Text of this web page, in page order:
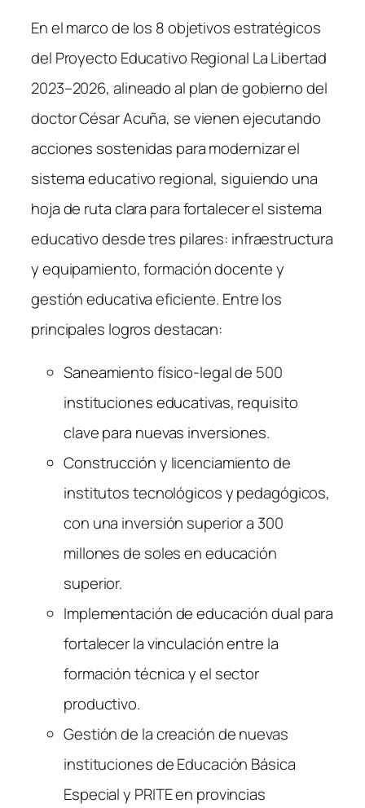
En el marco de los 8 objetivos estratégicos
del Proyecto Educativo Regional La Libertad
2023–2026, alineado al plan de gobierno del
doctor César Acuña, se vienen ejecutando
acciones sostenidas para modernizar el
sistema educativo regional, siguiendo una
hoja de ruta clara para fortalecer el sistema
educativo desde tres pilares: infraestructura
y equipamiento, formación docente y
gestión educativa eficiente. Entre los
principales logros destacan:
Saneamiento físico-legal de 500
instituciones educativas, requisito
clave para nuevas inversiones.
Construcción y licenciamiento de
institutos tecnológicos y pedagógicos,
con una inversión superior a 300
millones de soles en educación
superior.
Implementación de educación dual para
fortalecer la vinculación entre la
formación técnica y el sector
productivo.
Gestión de la creación de nuevas
instituciones de Educación Básica
Especial y PRITE en provincias